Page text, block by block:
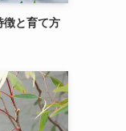
徴と育て方